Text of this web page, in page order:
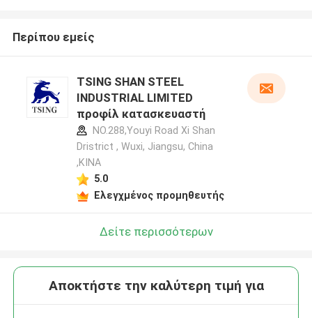
Περίπου εμείς
TSING SHAN STEEL
INDUSTRIAL LIMITED
προφίλ κατασκευαστή
NO.288,Youyi Road Xi Shan
Dristrict , Wuxi, Jiangsu, China
,ΚΙΝΑ
5.0
Ελεγχμένος προμηθευτής
Δείτε περισσότερων
Αποκτήστε την καλύτερη τιμή για